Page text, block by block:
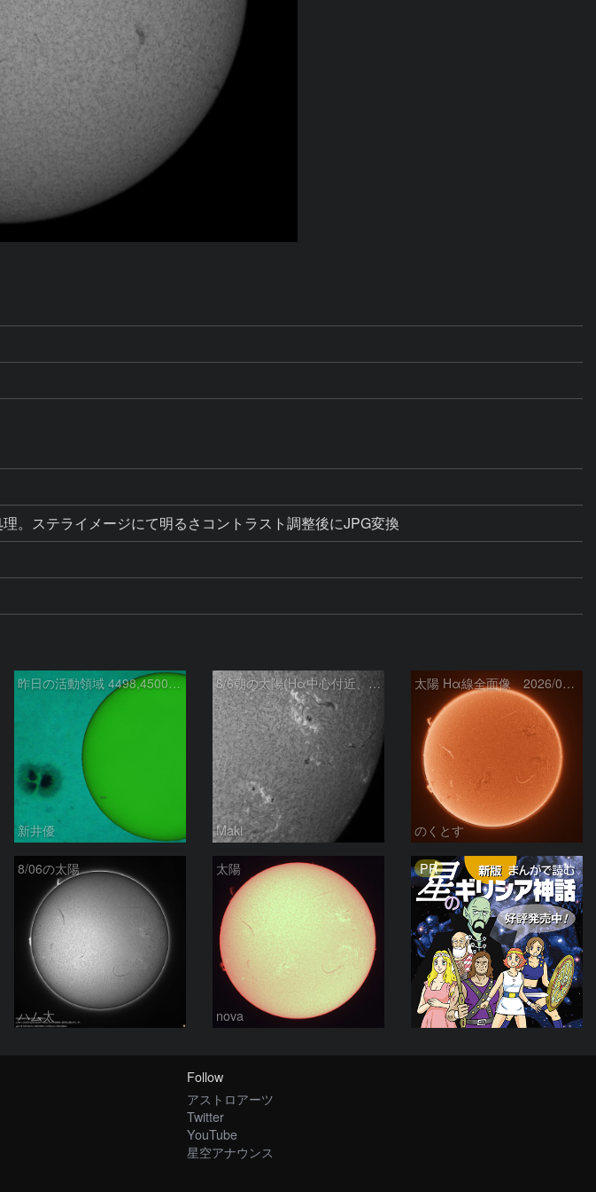
。ステライメージにて明るさコントラスト調整後にJPG変換
昨日の活動領域 4498,4500：2026/08/05
新井優
8/6朝の太陽(Hα中心付近、4498、4502付近)
Maki
太陽 Hα線全面像 2026/08/06
のくとす
8/06の太陽
ハム太
太陽
nova
PR
Follow
アストロアーツ
Twitter
YouTube
星空アナウンス